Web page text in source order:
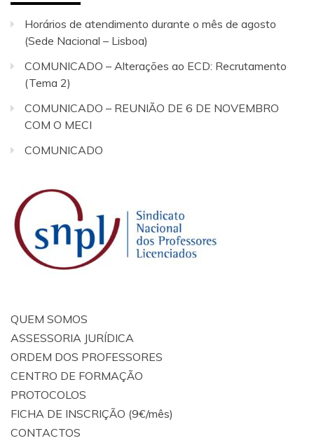
Horários de atendimento durante o mês de agosto
(Sede Nacional – Lisboa)
COMUNICADO – Alterações ao ECD: Recrutamento
(Tema 2)
COMUNICADO – REUNIÃO DE 6 DE NOVEMBRO
COM O MECI
COMUNICADO
QUEM SOMOS
ASSESSORIA JURÍDICA
ORDEM DOS PROFESSORES
CENTRO DE FORMAÇÃO
PROTOCOLOS
FICHA DE INSCRIÇÃO (9€/mês)
CONTACTOS